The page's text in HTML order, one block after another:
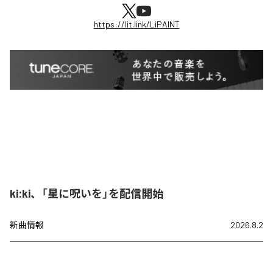
https://lit.link/LiPAINT
ki:ki、「星に呪いを」を配信開始
新曲情報 2026.8.2